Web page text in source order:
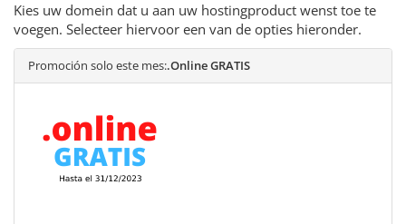
Kies uw domein dat u aan uw hostingproduct wenst toe te
voegen. Selecteer hiervoor een van de opties hieronder.
Promoción solo este mes:.Online GRATIS